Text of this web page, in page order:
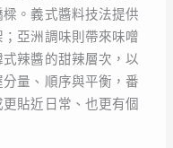
。義式醬料技法提供
亞洲調味則帶來味噌
辣醬的甜辣層次，以
量、順序與平衡，番
貼近日常、也更有個